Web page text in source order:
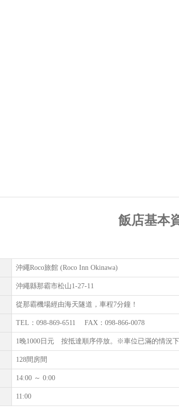
飯店基本
沖繩Roco旅館 (Roco Inn Okinawa)
沖繩縣那霸市松山1-27-11
從那霸機場經由海天隧道，車程7分鐘！
TEL：098-869-6511 FAX：098-866-0078
1晚1000日元 按抵達順序停放。※車位已滿的情況
128間房間
14:00 ～ 0:00
11:00